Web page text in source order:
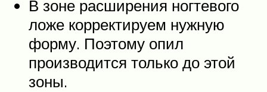
В зоне расширения ногтевого
ложе корректируем нужную
форму. Поэтому опил
производится только до этой
зоны.